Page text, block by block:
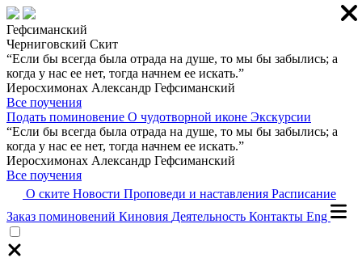
Гефсиманский
Черниговский Скит
“Если бы всегда была отрада на душе, то мы бы забылись; а
когда у нас ее нет, тогда начнем ее искать.”
Иеросхимонах Александр Гефсиманский
Все поучения
Подать поминовение О чудотворной иконе Экскурсии
“Если бы всегда была отрада на душе, то мы бы забылись; а
когда у нас ее нет, тогда начнем ее искать.”
Иеросхимонах Александр Гефсиманский
Все поучения
О ските Новости Проповеди и наставления Расписание
Заказ поминовений Киновия Деятельность Контакты Eng